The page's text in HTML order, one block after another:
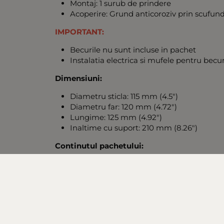
Montaj: 1 surub de prindere
Acoperire: Grund anticoroziv prin
IMPORTANT:
Becurile nu sunt incluse in pachet
Instalatia electrica si mufele pentru
Dimensiuni:
Diametru sticla: 115 mm (4.5")
Diametru far: 120 mm (4.72")
Lungime: 125 mm (4.92")
Inaltime cu suport: 210 mm (8.26")
Continutul pachetului: